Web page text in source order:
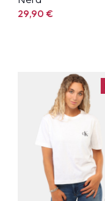
29,90€